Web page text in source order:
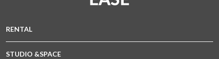
RENTAL
STUDIO &SPACE